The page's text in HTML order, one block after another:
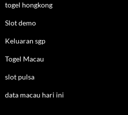
togel hongkong
Slot demo
Keluaran sgp
Togel Macau
slot pulsa
data macau hari ini